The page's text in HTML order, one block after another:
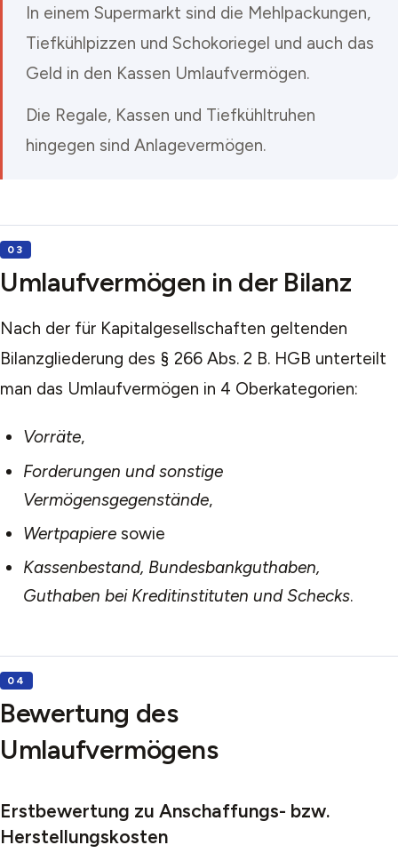
In einem Supermarkt sind die Mehlpackungen,
Tiefkühlpizzen und Schokoriegel und auch das
Geld in den Kassen Umlaufvermögen.
Die Regale, Kassen und Tiefkühltruhen
hingegen sind Anlagevermögen.
Umlaufvermögen in der Bilanz
Nach der für Kapitalgesellschaften geltenden
Bilanzgliederung des § 266 Abs. 2 B. HGB unterteilt
man das Umlaufvermögen in 4 Oberkategorien:
Vorräte,
Forderungen und sonstige
Vermögensgegenstände,
Wertpapieresowie
Kassenbestand, Bundesbankguthaben,
Guthaben bei Kreditinstituten und Schecks.
Bewertung des
Umlaufvermögens
Erstbewertung zu Anschaffungs- bzw.
Herstellungskosten